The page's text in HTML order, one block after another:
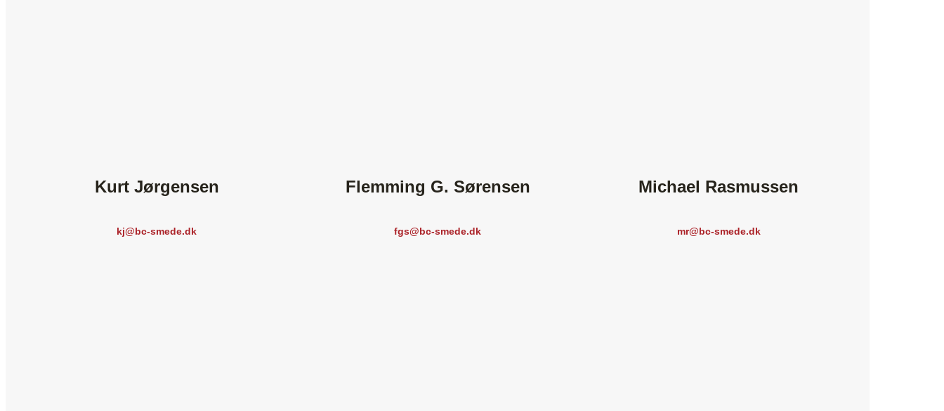
​Kurt Jørgensen
kj@bc-smede.dk
Flemming G. Sørensen
fgs@bc-smede.dk
Michael Rasmussen
mr@bc-smede.dk